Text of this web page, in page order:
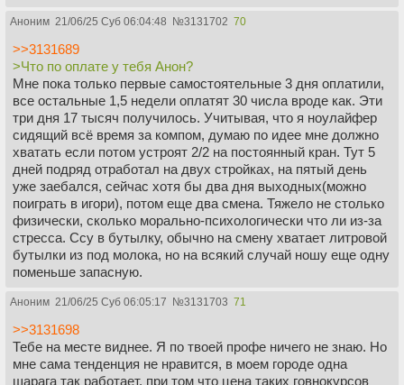
Аноним 21/06/25 Суб 06:04:48 №3131702 70
>>3131689
>Что по оплате у тебя Анон?
Мне пока только первые самостоятельные 3 дня оплатили,
все остальные 1,5 недели оплатят 30 числа вроде как. Эти
три дня 17 тысяч получилось. Учитывая, что я ноулайфер
сидящий всё время за компом, думаю по идее мне должно
хватать если потом устроят 2/2 на постоянный кран. Тут 5
дней подряд отработал на двух стройках, на пятый день
уже заебался, сейчас хотя бы два дня выходных(можно
поиграть в игори), потом еще два смена. Тяжело не столько
физически, сколько морально-психологически что ли из-за
стресса. Ссу в бутылку, обычно на смену хватает литровой
бутылки из под молока, но на всякий случай ношу еще одну
поменьше запасную.
Аноним 21/06/25 Суб 06:05:17 №3131703 71
>>3131698
Тебе на месте виднее. Я по твоей профе ничего не знаю. Но
мне сама тенденция не нравится, в моем городе одна
шарага так работает, при том что цена таких говнокурсов